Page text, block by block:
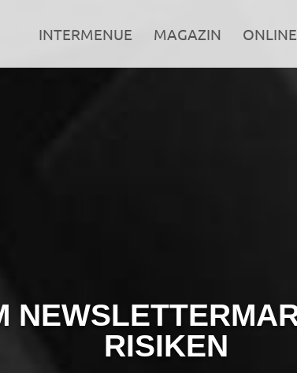
INTERMENUE MAGAZIN
RISIKEN